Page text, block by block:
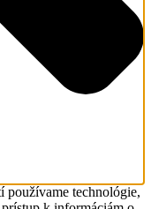
používame technológie,